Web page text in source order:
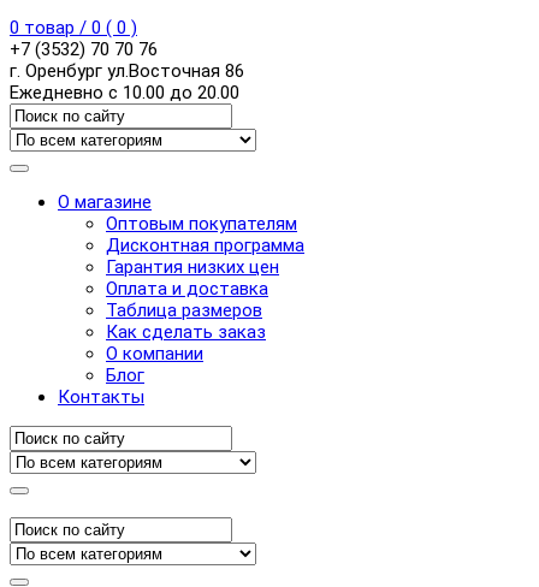
0 товар / 0 ( 0 )
+7 (3532) 70 70 76
г. Оренбург ул.Восточная 86
Ежедневно с 10.00 до 20.00
О магазине
Оптовым покупателям
Дисконтная программа
Гарантия низких цен
Оплата и доставка
Таблица размеров
Как сделать заказ
О компании
Блог
Контакты